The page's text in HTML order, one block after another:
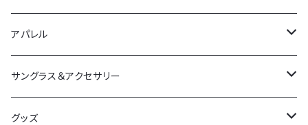
アパレル
アウター
春夏
ボトムス
サングラス＆アクセサリー
サングラス
グッズ